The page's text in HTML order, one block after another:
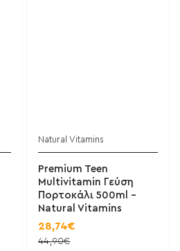
Natural Vitamins
Premium Teen
Multivitamin Γεύση
Πορτοκάλι 500ml -
Natural Vitamins
28,74€
44,90€